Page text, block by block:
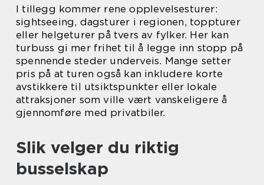
I tillegg kommer rene opplevelsesturer:
sightseeing, dagsturer i regionen, toppturer
eller helgeturer på tvers av fylker. Her kan
turbuss gi mer frihet til å legge inn stopp på
spennende steder underveis. Mange setter
pris på at turen også kan inkludere korte
avstikkere til utsiktspunkter eller lokale
attraksjoner som ville vært vanskeligere å
gjennomføre med privatbiler.
Slik velger du riktig
busselskap